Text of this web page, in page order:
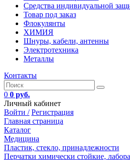
Средства индивидуальной
Товар под заказ
Флокулянты
ХИМИЯ
Шнуры, кабели, антенны
Электротехника
Металлы
Контакты
0 0 руб.
Личный кабинет
Войти / Регистрация
Главная страница
Каталог
Медицина
Пластик, стекло, принадлежности
Перчатки химически стойкие,